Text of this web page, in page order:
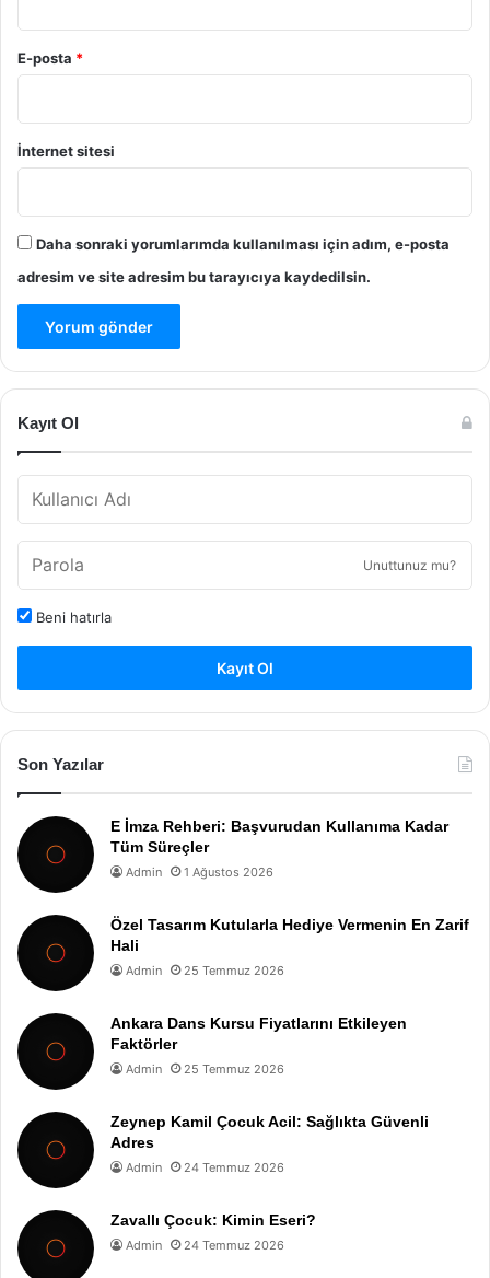
E-posta *
İnternet sitesi
Daha sonraki yorumlarımda kullanılması için adım, e-posta
adresim ve site adresim bu tarayıcıya kaydedilsin.
Kayıt Ol
Unuttunuz mu?
Beni hatırla
Kayıt Ol
Son Yazılar
E İmza Rehberi: Başvurudan Kullanıma Kadar
Tüm Süreçler
Admin 1 Ağustos 2026
Özel Tasarım Kutularla Hediye Vermenin En Zarif
Hali
Admin 25 Temmuz 2026
Ankara Dans Kursu Fiyatlarını Etkileyen
Faktörler
Admin 25 Temmuz 2026
Zeynep Kamil Çocuk Acil: Sağlıkta Güvenli
Adres
Admin 24 Temmuz 2026
Zavallı Çocuk: Kimin Eseri?
Admin 24 Temmuz 2026